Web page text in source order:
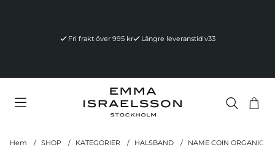
Fri frakt över 995 kr Längre leveranstid v33
.
Hem SHOP KATEGORIER HALSBAND NAME COIN ORGANIC